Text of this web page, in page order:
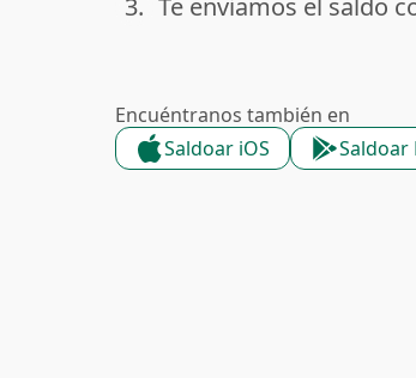
done
3. Te enviamos el saldo
Encuéntranos también en
Saldoar iOS
Saldoar